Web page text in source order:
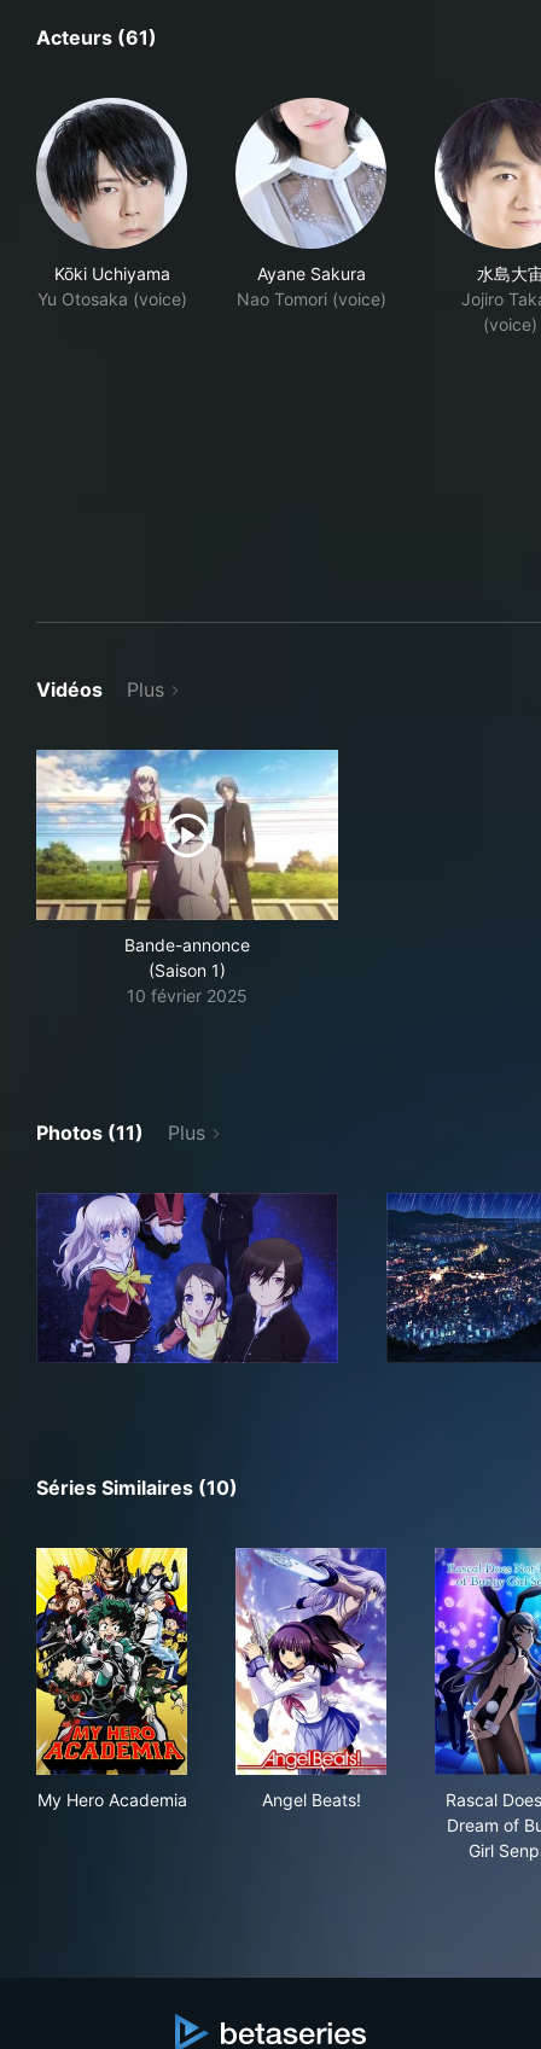
Acteurs (61)
Kōki Uchiyama
Yu Otosaka (voice)
Ayane Sakura
Nao Tomori (voice)
水島大
Jojiro
(voice)
Vidéos Plus
Bande-annonce
(Saison 1)
10 février 2025
Photos (11) Plus
Séries Similaires (10)
My Hero Academia Angel Beats!
Rascal
Dream of
Girl